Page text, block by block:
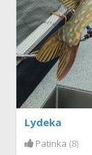
Lydeka
Patinka (8)